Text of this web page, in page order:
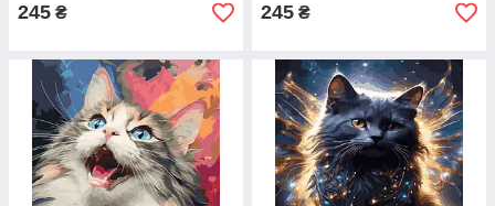
245 ₴ 245 ₴